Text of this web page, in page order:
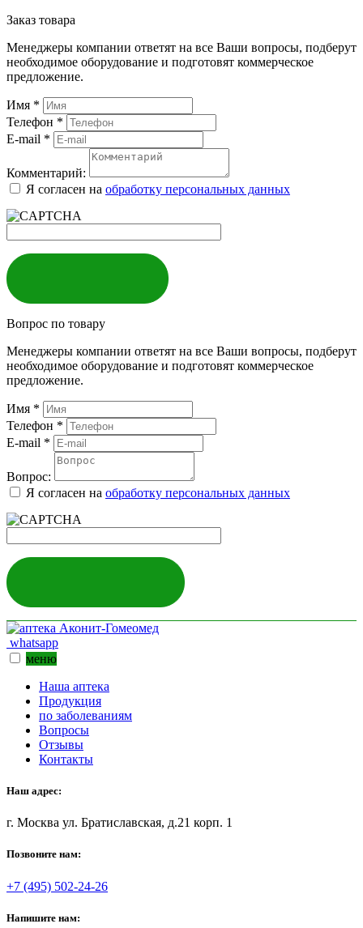
Заказ товара
Менеджеры компании ответят на все Ваши вопросы, подберут
необходимое оборудование и подготовят коммерческое
предложение.
Имя *
Телефон *
E-mail *
Комментарий:
Я согласен на обработку персональных данных
Вопрос по товару
Менеджеры компании ответят на все Ваши вопросы, подберут
необходимое оборудование и подготовят коммерческое
предложение.
Имя *
Телефон *
E-mail *
Вопрос:
Я согласен на обработку персональных данных
whatsapp
меню
Наша аптека
Продукция
по заболеваниям
Вопросы
Отзывы
Контакты
Наш адрес:
г. Москва ул. Братиславская, д.21 корп. 1
Позвоните нам:
+7 (495) 502-24-26
Напишите нам: